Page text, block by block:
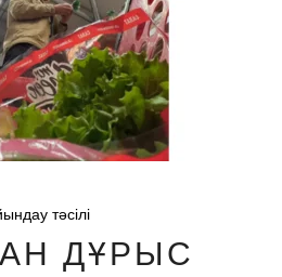
тәсілі
ДҰРЫС